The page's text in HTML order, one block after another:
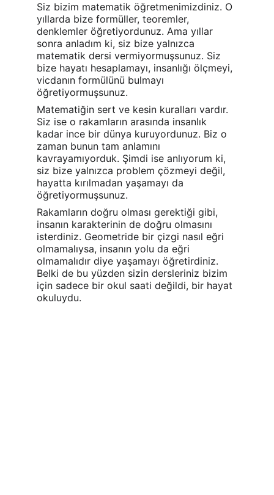
Siz bizim matematik öğretmenimizdiniz. O
yıllarda bize formüller, teoremler,
denklemler öğretiyordunuz. Ama yıllar
sonra anladım ki, siz bize yalnızca
matematik dersi vermiyormuşsunuz. Siz
bize hayatı hesaplamayı, insanlığı ölçmeyi,
vicdanın formülünü bulmayı
öğretiyormuşsunuz.
Matematiğin sert ve kesin kuralları vardır.
Siz ise o rakamların arasında insanlık
kadar ince bir dünya kuruyordunuz. Biz o
zaman bunun tam anlamını
kavrayamıyorduk. Şimdi ise anlıyorum ki,
siz bize yalnızca problem çözmeyi değil,
hayatta kırılmadan yaşamayı da
öğretiyormuşsunuz.
Rakamların doğru olması gerektiği gibi,
insanın karakterinin de doğru olmasını
isterdiniz. Geometride bir çizgi nasıl eğri
olmamalıysa, insanın yolu da eğri
olmamalıdır diye yaşamayı öğretirdiniz.
Belki de bu yüzden sizin dersleriniz bizim
için sadece bir okul saati değildi, bir hayat
okuluydu.